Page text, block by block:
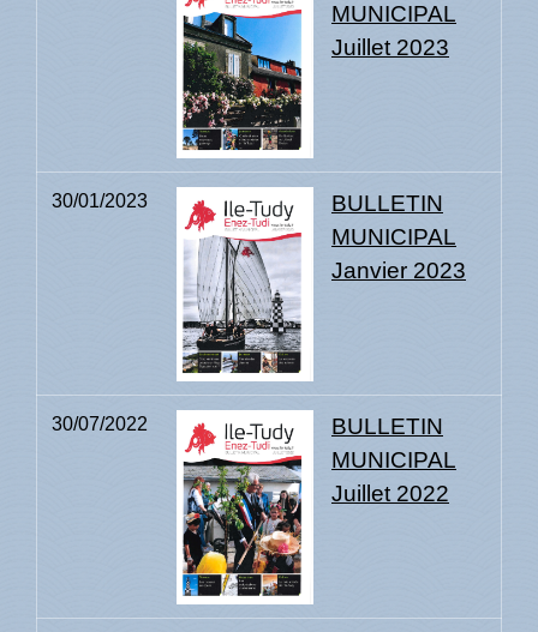
MUNICIPAL
Juillet 2023
30/01/2023
BULLETIN
MUNICIPAL
Janvier 2023
30/07/2022
BULLETIN
MUNICIPAL
Juillet 2022